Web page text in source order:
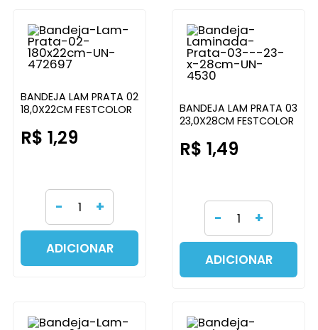
BANDEJA LAM PRATA 02
18,0X22CM FESTCOLOR
R$ 1,29
- +
ADICIONAR
BANDEJA LAM PRATA 03
23,0X28CM FESTCOLOR
R$ 1,49
- +
ADICIONAR